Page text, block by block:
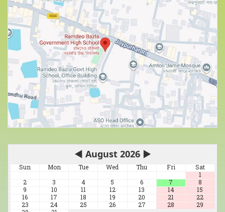
◀ August 2026 ▶
Sun Mon Tue Wed Thu Fri
Sat
1
2
3 4 5 6 7
8
9
10 11 12 13 14
15
16
17 18 19 20 21
22
23
24 25 26 27 28
29